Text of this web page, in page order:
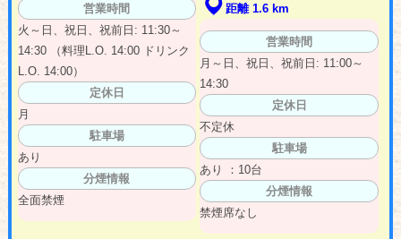
営業時間
火～日、祝日、祝前日: 11:30～
14:30 （料理L.O. 14:00 ドリンク
L.O. 14:00）
定休日
月
駐車場
あり
分煙情報
全面禁煙
距離 1.6 km
営業時間
月～日、祝日、祝前日: 11:00～
14:30
定休日
不定休
駐車場
あり ：10台
分煙情報
禁煙席なし